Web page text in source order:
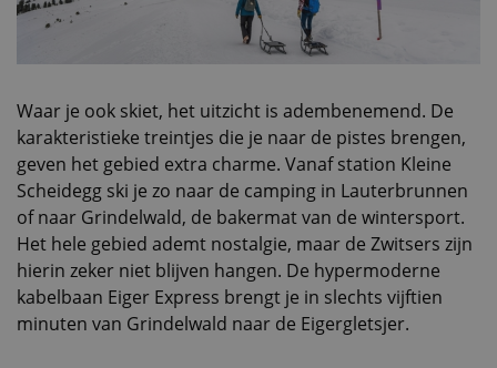
Waar je ook skiet, het uitzicht is adembenemend. De
karakteristieke treintjes die je naar de pistes brengen,
geven het gebied extra charme. Vanaf station Kleine
Scheidegg ski je zo naar de camping in Lauterbrunnen
of naar Grindelwald, de bakermat van de wintersport.
Het hele gebied ademt nostalgie, maar de Zwitsers zijn
hierin zeker niet blijven hangen. De hypermoderne
kabelbaan Eiger Express brengt je in slechts vijftien
minuten van Grindelwald naar de Eigergletsjer.